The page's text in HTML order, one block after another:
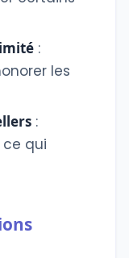
:
les
:
qui